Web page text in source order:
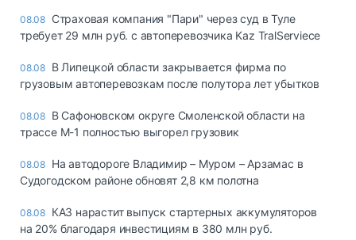
08.08 Страховая компания "Пари" через суд в Туле
требует 29 млн руб. с автоперевозчика Kaz TralServiece
08.08 В Липецкой области закрывается фирма по
грузовым автоперевозкам после полутора лет убытков
08.08 В Сафоновском округе Смоленской области на
трассе М-1 полностью выгорел грузовик
08.08 На автодороге Владимир – Муром – Арзамас в
Судогодском районе обновят 2,8 км полотна
08.08 КАЗ нарастит выпуск стартерных аккумуляторов
на 20% благодаря инвестициям в 380 млн руб.